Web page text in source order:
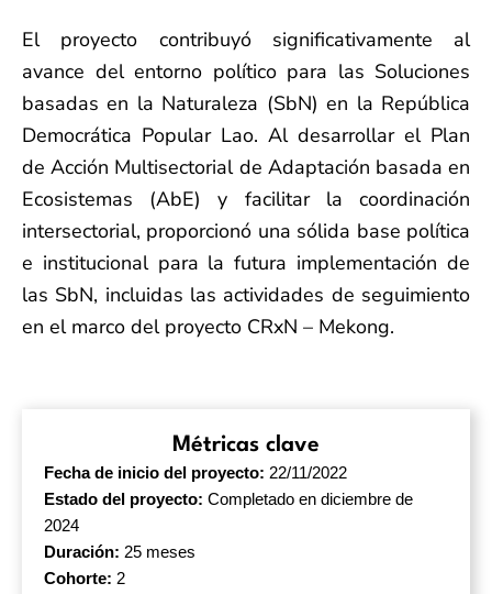
El proyecto contribuyó significativamente al
avance del entorno político para las Soluciones
basadas en la Naturaleza (SbN) en la República
Democrática Popular Lao. Al desarrollar el Plan
de Acción Multisectorial de Adaptación basada en
Ecosistemas (AbE) y facilitar la coordinación
intersectorial, proporcionó una sólida base política
e institucional para la futura implementación de
las SbN, incluidas las actividades de seguimiento
en el marco del proyecto CRxN – Mekong.
Métricas clave
Fecha de inicio del proyecto: 22/11/2022
Estado del proyecto: Completado en diciembre de
2024
Duración: 25 meses
Cohorte: 2